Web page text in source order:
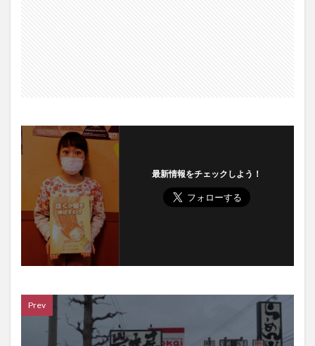
最新情報をチェックしよう！
Prev